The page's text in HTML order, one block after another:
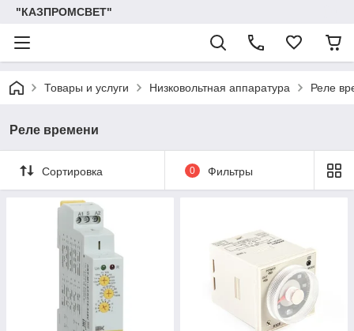
"КАЗПРОМСВЕТ"
Товары и услуги Низковольтная аппаратура Реле
Реле времени
Сортировка 0 Фильтры